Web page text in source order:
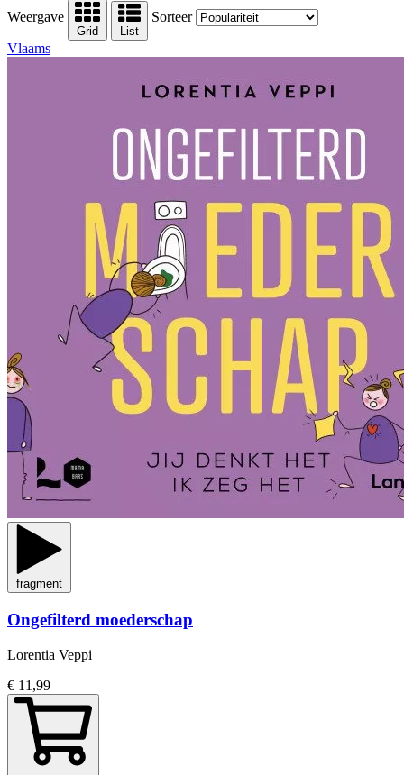
Weergave
Grid List
Sorteer
Vlaams
fragment
Ongefilterd moederschap
Lorentia Veppi
€ 11,99